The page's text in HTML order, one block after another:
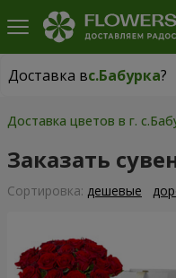
Доставка вс.Бабурка?
Доставка вс.Бабурка|
Доставка цветов в г.
Заказать
Cортировка: дешевые